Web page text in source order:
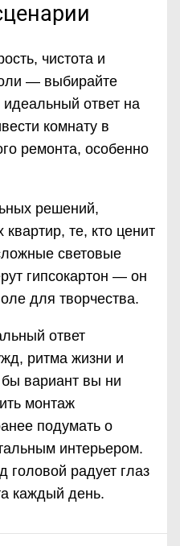
чистота и
— выбирайте
ответ на
комнату в
ремонта, особенно
решений,
те, кто ценит
световые
гипсокартон — он
для творчества.
ответ
ритма жизни и
вариант вы ни
монтаж
подумать о
интерьером.
головой радует глаз
каждый день.